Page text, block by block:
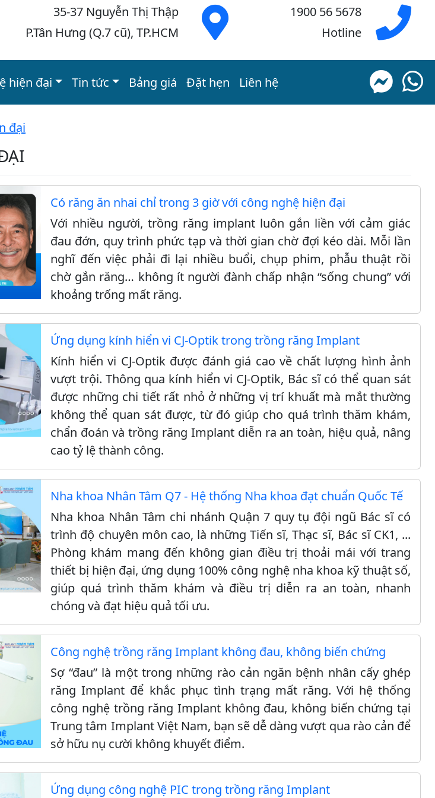
35-37 Nguyễn Thị Thập
P.Tân Hưng (Q.7 cũ), TP.HCM
1900 56 5678
Hotline
hiện đại Tin tức Bảng giá Đặt hẹn Liên hệ
đại
Có răng ăn nhai chỉ trong 3 giờ với công nghệ hiện đại
Với nhiều người, trồng răng implant luôn gắn liền với cảm giác
đau đớn, quy trình phức tạp và thời gian chờ đợi kéo dài. Mỗi lần
nghĩ đến việc phải đi lại nhiều buổi, chụp phim, phẫu thuật rồi
chờ gắn răng… không ít người đành chấp nhận “sống chung” với
khoảng trống mất răng.
Ứng dụng kính hiển vi CJ-Optik trong trồng răng Implant
Kính hiển vi CJ-Optik được đánh giá cao về chất lượng hình ảnh
vượt trội. Thông qua kính hiển vi CJ-Optik, Bác sĩ có thể quan sát
được những chi tiết rất nhỏ ở những vị trí khuất mà mắt thường
không thể quan sát được, từ đó giúp cho quá trình thăm khám,
chẩn đoán và trồng răng Implant diễn ra an toàn, hiệu quả, nâng
cao tỷ lệ thành công.
Nha khoa Nhân Tâm Q7 - Hệ thống Nha khoa đạt chuẩn Quốc Tế
Nha khoa Nhân Tâm chi nhánh Quận 7 quy tụ đội ngũ Bác sĩ có
trình độ chuyên môn cao, là những Tiến sĩ, Thạc sĩ, Bác sĩ CK1, ...
Phòng khám mang đến không gian điều trị thoải mái với trang
thiết bị hiện đại, ứng dụng 100% công nghệ nha khoa kỹ thuật số,
giúp quá trình thăm khám và điều trị diễn ra an toàn, nhanh
chóng và đạt hiệu quả tối ưu.
Công nghệ trồng răng Implant không đau, không biến chứng
Sợ “đau” là một trong những rào cản ngăn bệnh nhân cấy ghép
răng Implant để khắc phục tình trạng mất răng. Với hệ thống
công nghệ trồng răng Implant không đau, không biến chứng tại
Trung tâm Implant Việt Nam, bạn sẽ dễ dàng vượt qua rào cản để
sở hữu nụ cười không khuyết điểm.
Ứng dụng công nghệ PIC trong trồng răng Implant